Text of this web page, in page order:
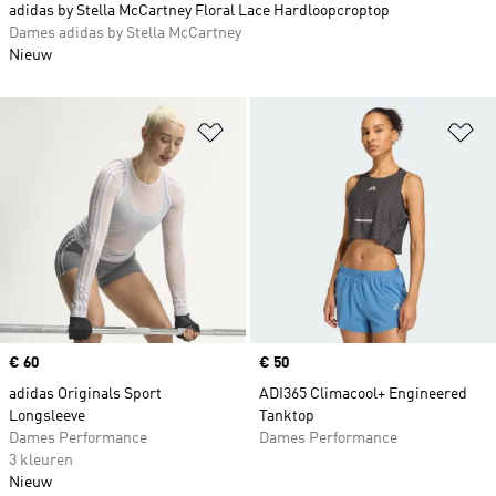
Op verlanglijst zetten
Price
€ 60
adidas Originals Sport
Longsleeve
Dames Performance
3 kleuren
Nieuw
Price
€ 50
ADI365 Climacool+ Engineered
Tanktop
Dames Performance
adidas by Stella McCartney Floral Lace Hardloopcroptop
Dames adidas by Stella McCartney
Nieuw